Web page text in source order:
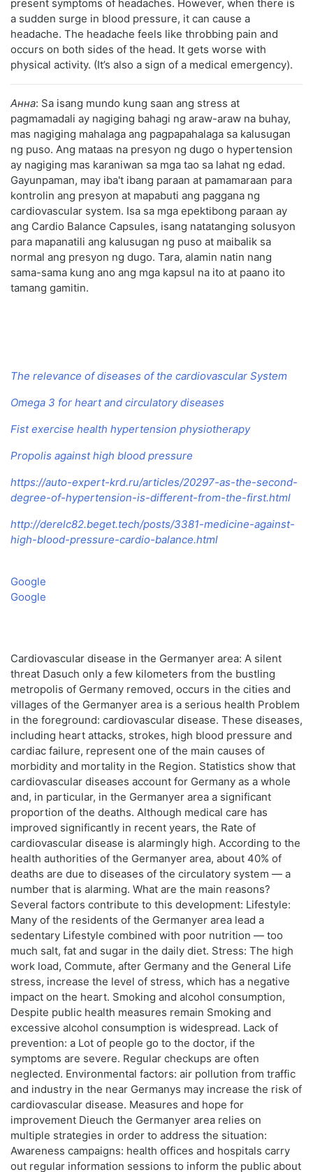
present symptoms of headaches. However, when there is
a sudden surge in blood pressure, it can cause a
headache. The headache feels like throbbing pain and
occurs on both sides of the head. It gets worse with
physical activity. (It’s also a sign of a medical emergency).
Анна: Sa isang mundo kung saan ang stress at
pagmamadali ay nagiging bahagi ng araw-araw na buhay,
mas nagiging mahalaga ang pagpapahalaga sa kalusugan
ng puso. Ang mataas na presyon ng dugo o hypertension
ay nagiging mas karaniwan sa mga tao sa lahat ng edad.
Gayunpaman, may iba't ibang paraan at pamamaraan para
kontrolin ang presyon at mapabuti ang paggana ng
cardiovascular system. Isa sa mga epektibong paraan ay
ang Cardio Balance Capsules, isang natatanging solusyon
para mapanatili ang kalusugan ng puso at maibalik sa
normal ang presyon ng dugo. Tara, alamin natin nang
sama-sama kung ano ang mga kapsul na ito at paano ito
tamang gamitin.
The relevance of diseases of the cardiovascular System
Omega 3 for heart and circulatory diseases
Fist exercise health hypertension physiotherapy
Propolis against high blood pressure
https://auto-expert-krd.ru/articles/20297-as-the-second-
degree-of-hypertension-is-different-from-the-first.html
http://derelc82.beget.tech/posts/3381-medicine-against-
high-blood-pressure-cardio-balance.html
Google
Google
Cardiovascular disease in the Germanyer area: A silent
threat Dasuch only a few kilometers from the bustling
metropolis of Germany removed, occurs in the cities and
villages of the Germanyer area is a serious health Problem
in the foreground: cardiovascular disease. These diseases,
including heart attacks, strokes, high blood pressure and
cardiac failure, represent one of the main causes of
morbidity and mortality in the Region. Statistics show that
cardiovascular diseases account for Germany as a whole
and, in particular, in the Germanyer area a significant
proportion of the deaths. Although medical care has
improved significantly in recent years, the Rate of
cardiovascular disease is alarmingly high. According to the
health authorities of the Germanyer area, about 40% of
deaths are due to diseases of the circulatory system — a
number that is alarming. What are the main reasons?
Several factors contribute to this development: Lifestyle:
Many of the residents of the Germanyer area lead a
sedentary Lifestyle combined with poor nutrition — too
much salt, fat and sugar in the daily diet. Stress: The high
work load, Commute, after Germany and the General Life
stress, increase the level of stress, which has a negative
impact on the heart. Smoking and alcohol consumption,
Despite public health measures remain Smoking and
excessive alcohol consumption is widespread. Lack of
prevention: a Lot of people go to the doctor, if the
symptoms are severe. Regular checkups are often
neglected. Environmental factors: air pollution from traffic
and industry in the near Germanys may increase the risk of
cardiovascular disease. Measures and hope for
improvement Dieuch the Germanyer area relies on
multiple strategies in order to address the situation:
Awareness campaigns: health offices and hospitals carry
out regular information sessions to inform the public about